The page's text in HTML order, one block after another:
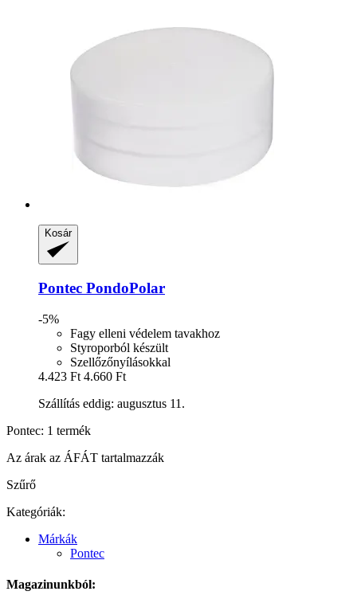
Kosár
Pontec PondoPolar
-5%
Fagy elleni védelem tavakhoz
Styroporból készült
Szellőzőnyílásokkal
4.423 Ft 4.660 Ft
Szállítás eddig: augusztus 11.
Pontec: 1 termék
Az árak az ÁFÁT tartalmazzák
Szűrő
Kategóriák:
Márkák
Pontec
Magazinunkból: